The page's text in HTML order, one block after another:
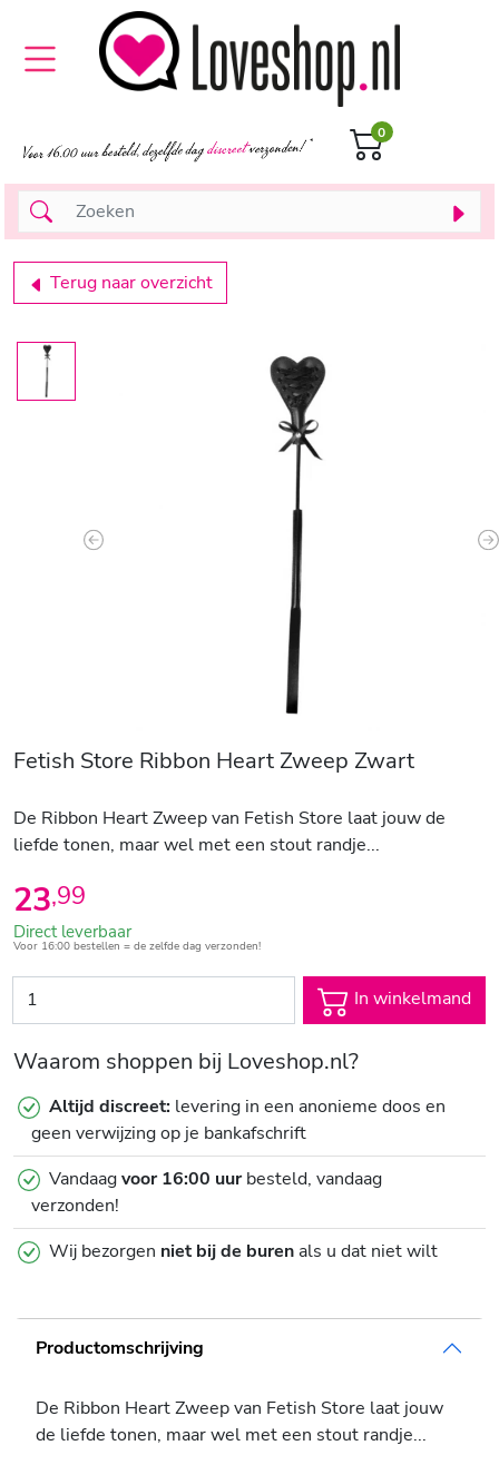
0
Terug naar overzicht
Previous
Fetish Store Ribbon Heart Zweep Zwart
De Ribbon Heart Zweep van Fetish Store laat jouw de
liefde tonen, maar wel met een stout randje...
23,99
Direct leverbaar
Voor 16:00 bestellen = de zelfde dag verzonden!
In winkelmand
Waarom shoppen bij Loveshop.nl?
Altijd discreet: levering in een anonieme doos en
geen verwijzing op je bankafschrift
Vandaagvoor 16:00 uurbesteld, vandaag
verzonden!
Wij bezorgen niet bij de burenals u dat niet wilt
Productomschrijving
De Ribbon Heart Zweep van Fetish Store laat jouw
de liefde tonen, maar wel met een stout randje...